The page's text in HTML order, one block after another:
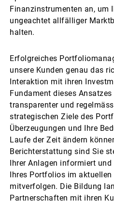
Finanzinstrumenten an, um
ungeachtet allfälliger
halten.
Erfolgreiches
unsere Kunden genau das
Interaktion mit ihren
Fundament dieses
transparenter und
strategischen Ziele des
Überzeugungen und Ihre
Laufe der Zeit ändern
Berichterstattung sind Sie
Ihrer Anlagen informiert
Ihres Portfolios im aktuellen
mitverfolgen. Die Bildung
Partnerschaften mit ihren